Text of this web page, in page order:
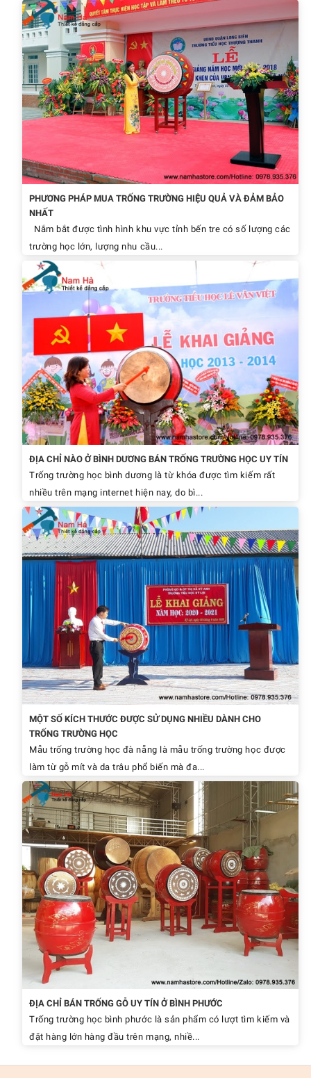
PHƯƠNG PHÁP MUA TRỐNG TRƯỜNG HIỆU QUẢ VÀ ĐẢM BẢO
NHẤT
Nắm bắt được tình hình khu vực tỉnh bến tre có số lượng các
trường học lớn, lượng nhu cầu...
ĐỊA CHỈ NÀO Ở BÌNH DƯƠNG BÁN TRỐNG TRƯỜNG HỌC UY TÍN
Trống trường học bình dương là từ khóa được tìm kiếm rất
nhiều trên mạng internet hiện nay, do bì...
MỘT SỐ KÍCH THƯỚC ĐƯỢC SỬ DỤNG NHIỀU DÀNH CHO
TRỐNG TRƯỜNG HỌC
Mẫu trống trường học đà nẵng là mẫu trống trường học được
làm từ gỗ mít và da trâu phổ biến mà đa...
ĐỊA CHỈ BÁN TRỐNG GỖ UY TÍN Ở BÌNH PHƯỚC
Trống trường học bình phước là sản phẩm có lượt tìm kiếm và
đặt hàng lớn hàng đầu trên mạng, nhiề...